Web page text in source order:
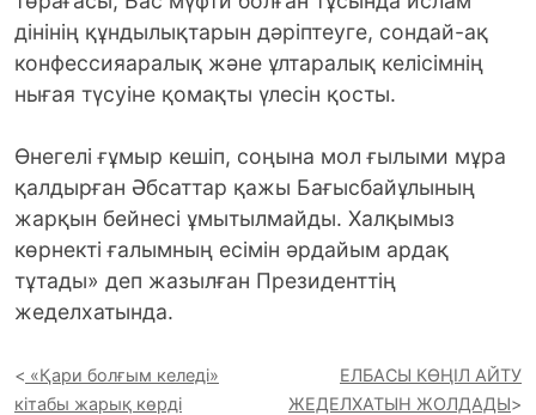
дінінің құндылықтарын дәріптеуге, сондай-ақ
конфессияаралық және ұлтаралық келісімнің
нығая түсуіне қомақты үлесін қосты.
Өнегелі ғұмыр кешіп, соңына мол ғылыми мұра
қалдырған Әбсаттар қажы Бағысбайұлының
жарқын бейнесі ұмытылмайды. Халқымыз
көрнекті ғалымның есімін әрдайым ардақ
тұтады» деп жазылған Президенттің
жеделхатында.
«Қари болғым келеді»
кітабы жарық көрді
ЕЛБАСЫ КӨҢІЛ АЙТУ
ЖЕДЕЛХАТЫН ЖОЛДАДЫ